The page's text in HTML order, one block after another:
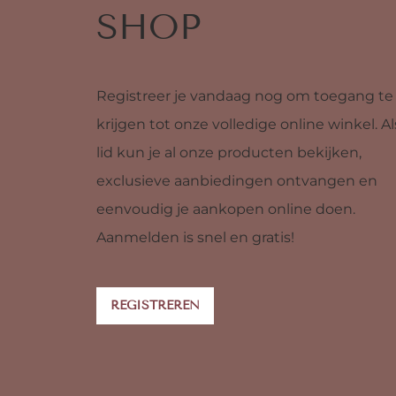
SHOP
Registreer je vandaag nog om toegang te
krijgen tot onze volledige online winkel.
lid kun je al onze producten bekijken,
exclusieve aanbiedingen ontvangen en
eenvoudig je aankopen online doen.
Aanmelden is snel en gratis!
REGISTREREN